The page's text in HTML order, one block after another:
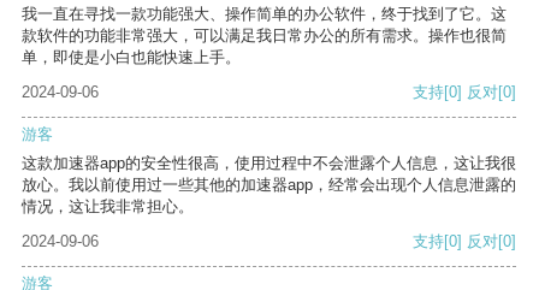
我一直在寻找一款功能强大、操作简单的办公软件，终于找到了它。这
款软件的功能非常强大，可以满足我日常办公的所有需求。操作也很简
单，即使是小白也能快速上手。
2024-09-06
支持[0] 反对[0]
游客
这款加速器app的安全性很高，使用过程中不会泄露个人信息，这让我很
放心。我以前使用过一些其他的加速器app，经常会出现个人信息泄露的
情况，这让我非常担心。
2024-09-06
支持[0] 反对[0]
游客